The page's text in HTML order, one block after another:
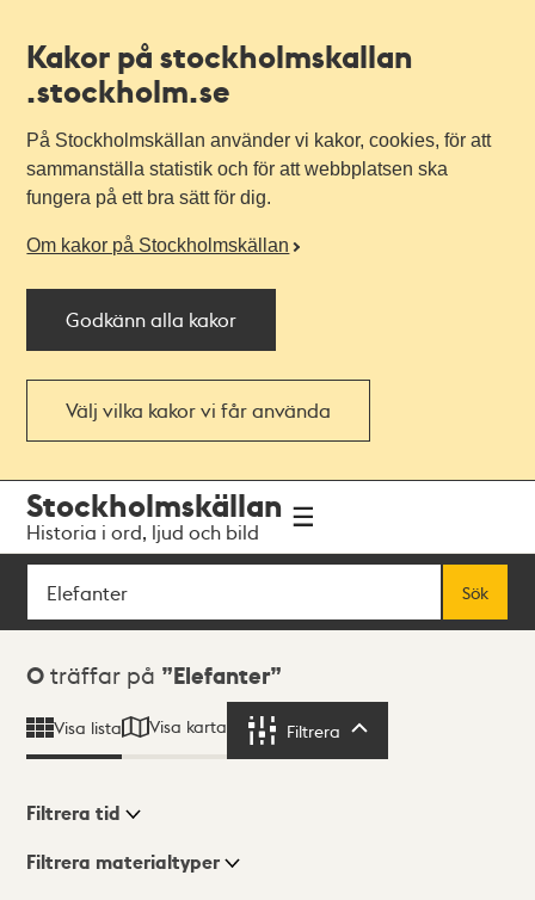
Kakor på stockholmskallan
.stockholm.se
På Stockholmskällan använder vi kakor, cookies, för att
sammanställa statistik och för att webbplatsen ska
fungera på ett bra sätt för dig.
Om kakor på Stockholmskällan
Godkänn alla kakor
Välj vilka kakor vi får använda
navigationen
huvudinnehållet
Stockholmskällan
Historia i ord, ljud och bild
Sök
Sök
Sökresultat
0 träffar på Elefanter
Visa lista Visa karta Filtrera
Visningsläge
Filtrera tid
Filtrera materialtyper